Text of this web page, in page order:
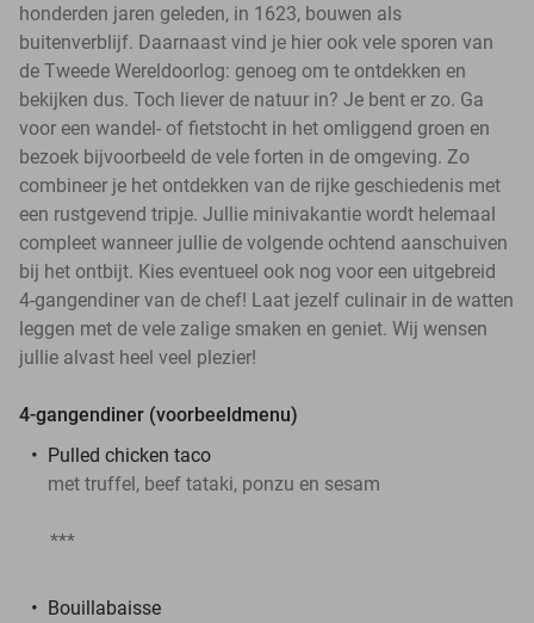
honderden jaren geleden, in 1623, bouwen als
buitenverblijf. Daarnaast vind je hier ook vele sporen van
de Tweede Wereldoorlog: genoeg om te ontdekken en
bekijken dus. Toch liever de natuur in? Je bent er zo. Ga
voor een wandel- of fietstocht in het omliggend groen en
bezoek bijvoorbeeld de vele forten in de omgeving. Zo
combineer je het ontdekken van de rijke geschiedenis met
een rustgevend tripje. Jullie minivakantie wordt helemaal
compleet wanneer jullie de volgende ochtend aanschuiven
bij het ontbijt. Kies eventueel ook nog voor een uitgebreid
4-gangendiner van de chef! Laat jezelf culinair in de watten
leggen met de vele zalige smaken en geniet. Wij wensen
jullie alvast heel veel plezier!
4-gangendiner (voorbeeldmenu)
Pulled chicken taco
met truffel, beef tataki, ponzu en sesam
***
Bouillabaisse